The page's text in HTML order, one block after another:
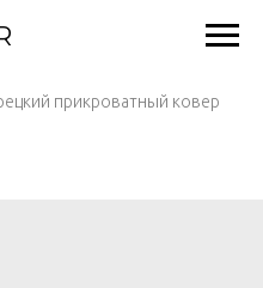
прикроватный ковер